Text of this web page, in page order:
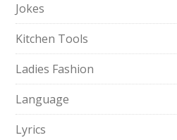
Jokes
Kitchen Tools
Ladies Fashion
Language
Lyrics